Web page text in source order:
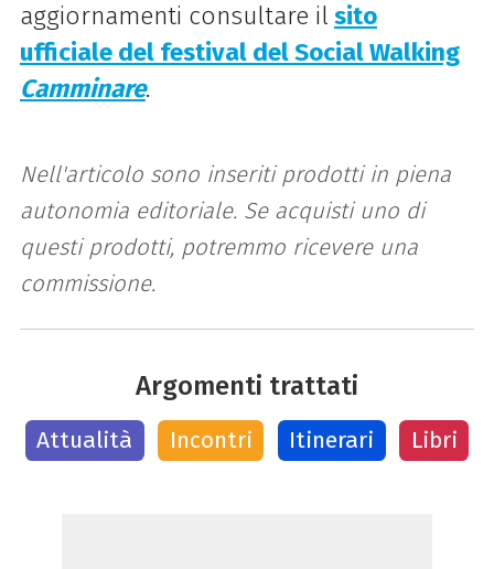
aggiornamenti consultare il sito
ufficiale del festival del Social Walking
Camminare.
Nell'articolo sono inseriti prodotti in piena
autonomia editoriale. Se acquisti uno di
questi prodotti, potremmo ricevere una
commissione.
Argomenti trattati
Attualità Incontri Itinerari Libri